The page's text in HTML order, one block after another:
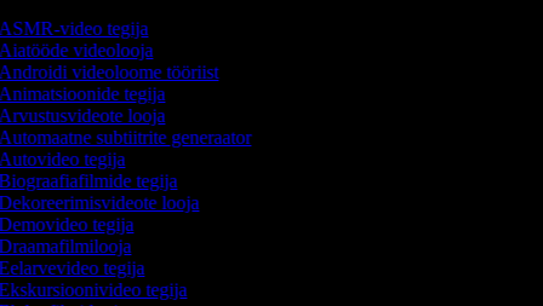
video tegija
videolooja
videoloome tööriist
tegija
looja
subtiitrite generaator
tegija
tegija
looja
tegija
tegija
tegija